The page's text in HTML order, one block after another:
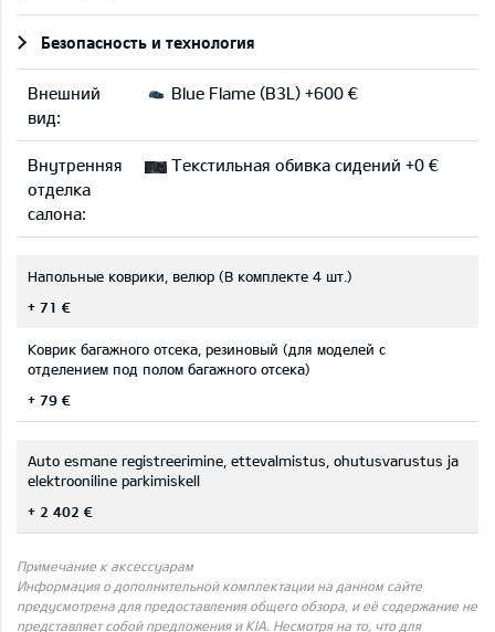
Безопасность и технология
Внешний
вид:
Blue Flame (B3L) +600 €
Внутренняя
отделка
салона:
Текстильная обивка сидений +0 €
Напольные коврики, велюр (В комплекте 4 шт.)
+ 71 €
Коврик багажного отсека, резиновый (для моделей с
отделением под полом багажного отсека)
+ 79 €
Auto esmane registreerimine, ettevalmistus, ohutusvarustus ja
elektrooniline parkimiskell
+ 2 402 €
Примечание к аксессуарам
Информация о дополнительной комплектации на данном сайте
предусмотрена для предоставления общего обзора, и её содержание не
представляет собой предложения и KIA. Несмотря на то, что для